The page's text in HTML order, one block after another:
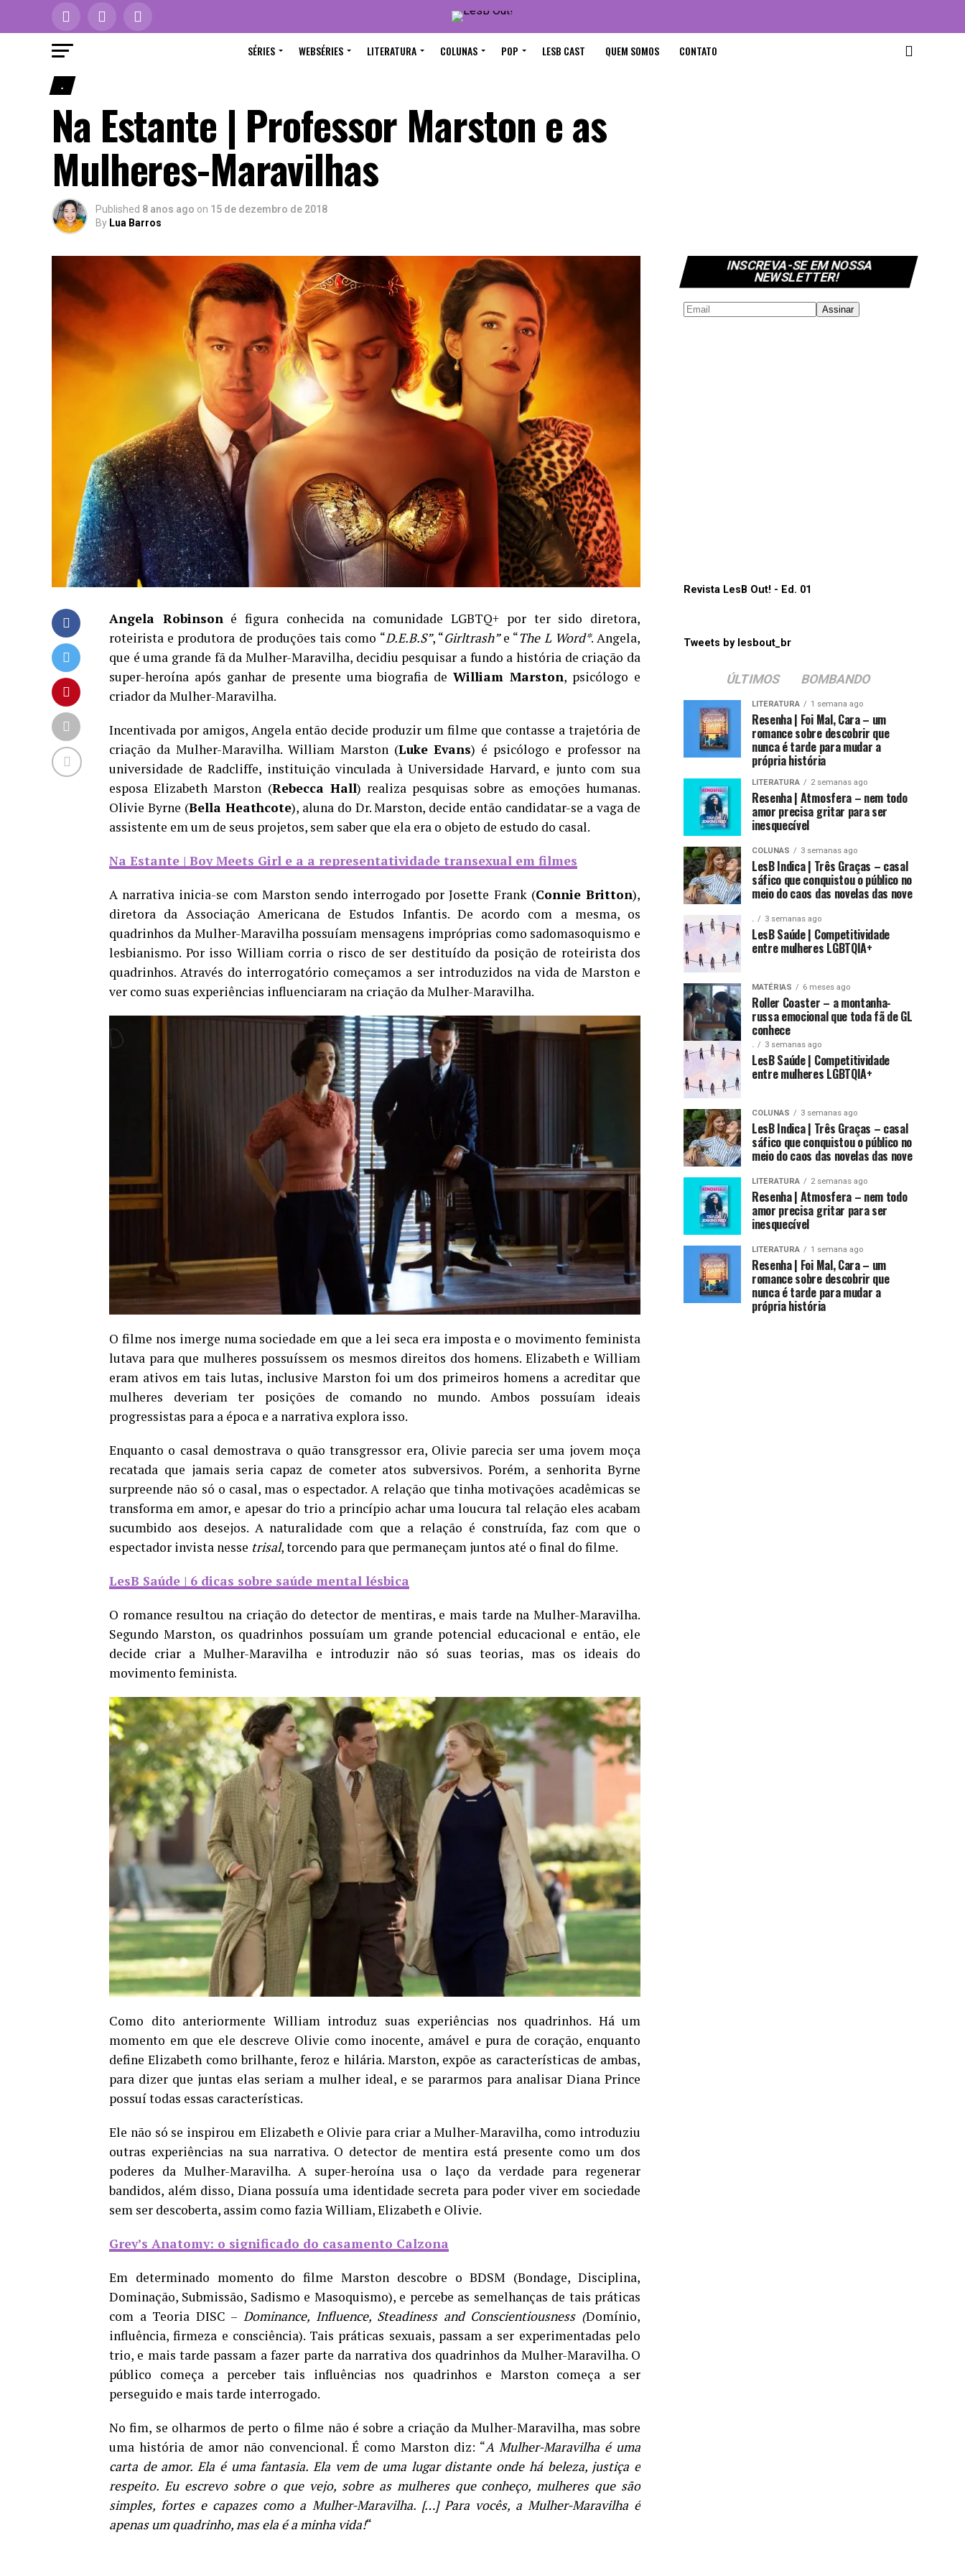
SÉRIES WEBSÉRIES LITERATURA COLUNAS POP LESB CAST QUEM SOMOS CONTATO
.
Na Estante | Professor Marston e as
Mulheres-Maravilhas
Published 8 anos ago on 15 de dezembro de 2018
By Lua Barros
Angela Robinsoné figura conhecida na comunidade LGBTQ+ por ter sido diretora,
roteirista e produtora de produções tais como “D.E.B.S”, “Girltrash”e “The L Word*. Angela,
que é uma grande fã da Mulher-Maravilha, decidiu pesquisar a fundo a história de criação da
super-heroína após ganhar de presente uma biografia deWilliam Marston, psicólogo e
criador da Mulher-Maravilha.
Incentivada por amigos, Angela então decide produzir um filme que contasse a trajetória de
criação da Mulher-Maravilha. William Marston (Luke Evans) é psicólogo e professor na
universidade de Radcliffe, instituição vinculada à Universidade Harvard, e junto com sua
esposa Elizabeth Marston (Rebecca Hall) realiza pesquisas sobre as emoções humanas.
Olivie Byrne (Bella Heathcote), aluna do Dr. Marston, decide então candidatar-se a vaga de
assistente em um de seus projetos, sem saber que ela era o objeto de estudo do casal.
Na Estante | Boy Meets Girl e a a representatividade transexual em filmes
A narrativa inicia-se com Marston sendo interrogado por Josette Frank (Connie Britton),
diretora da Associação Americana de Estudos Infantis. De acordo com a mesma, os
quadrinhos da Mulher-Maravilha possuíam mensagens impróprias como sadomasoquismo e
lesbianismo. Por isso William corria o risco de ser destituído da posição de roteirista dos
quadrinhos. Através do interrogatório começamos a ser introduzidos na vida de Marston e
ver como suas experiências influenciaram na criação da Mulher-Maravilha.
O filme nos imerge numa sociedade em que a lei seca era imposta e o movimento feminista
lutava para que mulheres possuíssem os mesmos direitos dos homens. Elizabeth e William
eram ativos em tais lutas, inclusive Marston foi um dos primeiros homens a acreditar que
mulheres deveriam ter posições de comando no mundo. Ambos possuíam ideais
progressistas para a época e a narrativa explora isso.
Enquanto o casal demostrava o quão transgressor era, Olivie parecia ser uma jovem moça
recatada que jamais seria capaz de cometer atos subversivos. Porém, a senhorita Byrne
surpreende não só o casal, mas o espectador. A relação que tinha motivações acadêmicas se
transforma em amor, e apesar do trio a princípio achar uma loucura tal relação eles acabam
sucumbido aos desejos. A naturalidade com que a relação é construída, faz com que o
espectador invista nesse trisal, torcendo para que permaneçam juntos até o final do filme.
LesB Saúde | 6 dicas sobre saúde mental lésbica
O romance resultou na criação do detector de mentiras, e mais tarde na Mulher-Maravilha.
Segundo Marston, os quadrinhos possuíam um grande potencial educacional e então, ele
decide criar a Mulher-Maravilha e introduzir não só suas teorias, mas os ideais do
movimento feminista.
Como dito anteriormente William introduz suas experiências nos quadrinhos. Há um
momento em que ele descreve Olivie como inocente, amável e pura de coração, enquanto
define Elizabeth como brilhante, feroz e hilária. Marston, expõe as características de ambas,
para dizer que juntas elas seriam a mulher ideal, e se pararmos para analisar Diana Prince
possuí todas essas características.
Ele não só se inspirou em Elizabeth e Olivie para criar a Mulher-Maravilha, como introduziu
outras experiências na sua narrativa. O detector de mentira está presente como um dos
poderes da Mulher-Maravilha. A super-heroína usa o laço da verdade para regenerar
bandidos, além disso, Diana possuía uma identidade secreta para poder viver em sociedade
sem ser descoberta, assim como fazia William, Elizabeth e Olivie.
Grey’s Anatomy: o significado do casamento Calzona
Em determinado momento do filme Marston descobre o BDSM (Bondage, Disciplina,
Dominação, Submissão, Sadismo e Masoquismo), e percebe as semelhanças de tais práticas
com a Teoria DISC – Dominance, Influence, Steadiness and Conscientiousness (Domínio,
influência, firmeza e consciência). Tais práticas sexuais, passam a ser experimentadas pelo
trio, e mais tarde passam a fazer parte da narrativa dos quadrinhos da Mulher-Maravilha. O
público começa a perceber tais influências nos quadrinhos e Marston começa a ser
perseguido e mais tarde interrogado.
No fim, se olharmos de perto o filme não é sobre a criação da Mulher-Maravilha, mas sobre
uma história de amor não convencional. É como Marston diz: “A Mulher-Maravilha é uma
carta de amor. Ela é uma fantasia. Ela vem de uma lugar distante onde há beleza, justiça e
respeito. Eu escrevo sobre o que vejo, sobre as mulheres que conheço, mulheres que são
simples, fortes e capazes como a Mulher-Maravilha. […] Para vocês, a Mulher-Maravilha é
apenas um quadrinho, mas ela é a minha vida!“
INSCREVA-SE EM NOSSA
NEWSLETTER!
Revista LesB Out! - Ed. 01
Tweets by lesbout_br
ÚLTIMOS BOMBANDO
LITERATURA 1 semana ago
Resenha | Foi Mal, Cara – um
romance sobre descobrir que
nunca é tarde para mudar a
própria história
LITERATURA 2 semanas ago
Resenha | Atmosfera – nem todo
amor precisa gritar para ser
inesquecível
COLUNAS 3 semanas ago
LesB Indica | Três Graças – casal
sáfico que conquistou o público no
meio do caos das novelas das nove
. 3 semanas ago
LesB Saúde | Competitividade
entre mulheres LGBTQIA+
MATÉRIAS 6 meses ago
Roller Coaster – a montanha-
russa emocional que toda fã de GL
conhece
. 3 semanas ago
LesB Saúde | Competitividade
entre mulheres LGBTQIA+
COLUNAS 3 semanas ago
LesB Indica | Três Graças – casal
sáfico que conquistou o público no
meio do caos das novelas das nove
LITERATURA 2 semanas ago
Resenha | Atmosfera – nem todo
amor precisa gritar para ser
inesquecível
LITERATURA 1 semana ago
Resenha | Foi Mal, Cara – um
romance sobre descobrir que
nunca é tarde para mudar a
própria história